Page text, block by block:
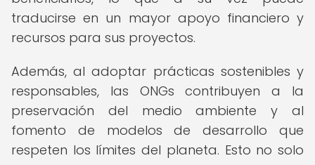
traducirse en un mayor apoyo financiero y
recursos para sus proyectos.
Además, al adoptar prácticas sostenibles y
responsables, las ONGs contribuyen a la
preservación del medio ambiente y al
fomento de modelos de desarrollo que
respeten los límites del planeta. Esto no solo